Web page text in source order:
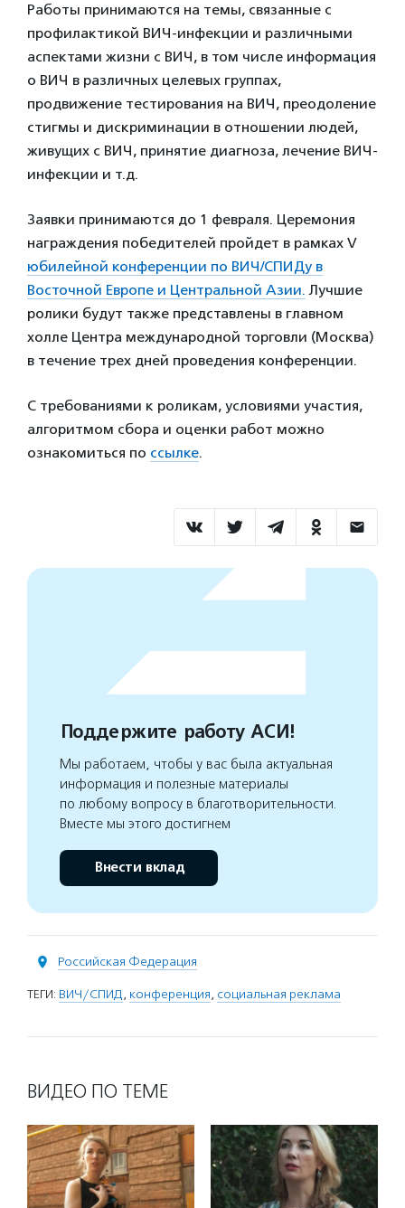
Работы принимаются на темы, связанные с
профилактикой ВИЧ-инфекции и различными
аспектами жизни с ВИЧ, в том числе информация
о ВИЧ в различных целевых группах,
продвижение тестирования на ВИЧ, преодоление
стигмы и дискриминации в отношении людей,
живущих с ВИЧ, принятие диагноза, лечение ВИЧ-
инфекции и т.д.
Заявки принимаются до 1 февраля. Церемония
награждения победителей пройдет в рамках V
юбилейной конференции по ВИЧ/СПИДу в
Восточной Европе и Центральной Азии. Лучшие
ролики будут также представлены в главном
холле Центра международной торговли (Москва)
в течение трех дней проведения конференции.
С требованиями к роликам, условиями участия,
алгоритмом сбора и оценки работ можно
ознакомиться по ссылке.
Поддержите работу АСИ!
Мы работаем, чтобы у вас была актуальная
информация и полезные материалы
по любому вопросу в благотворительности.
Вместе мы этого достигнем
Внести вклад
Российская Федерация
ТЕГИ: ВИЧ/СПИД, конференция, социальная реклама
ВИДЕО ПО ТЕМЕ